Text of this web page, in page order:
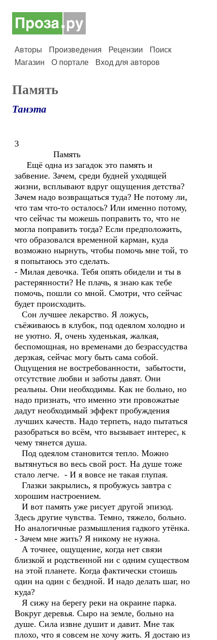
Авторы Произведения Рецензии
Поиск
Магазин
О портале Вход для авторов
Память
Танэта
3
Память
Ещё одна из загадок это память и
забвение. Зачем, среди будней уходящей
жизни, всплывают вдруг ощущения детства?
Зачем надо возвращаться туда? Не потому ли,
что там что-то осталось? Или именно потому,
что сейчас ты можешь поправить то, что не
могла поправить тогда? Если предположить,
что образовался временной карман, куда
возможно нырнуть, чтобы помочь мне той, то
я попытаюсь это сделать.
- Милая девочка. Тебя опять обидели и ты в
растерянности? Не плачь, я знаю как тебе
помочь, пошли со мной. Смотри, что сейчас
будет происходить.
Сон лучшее лекарство. Я ложусь,
съёживаюсь в клубок, под одеялом холодно и
не уютно. Я, очень худенькая, жалкая,
беспомощная, но временами до безрассудства
дерзкая, сейчас могу быть сама собой.
Ощущения не востребованности, забытости,
отсутствие любви и заботы давят. Они
реальны. Они необходимы. Как не больно, но
надо признать, что именно эти провожатые
дадут необходимый эффект пробуждения
лучших качеств. Надо терпеть, надо пытаться
разобраться во всём, что вызывает интерес, к
чему тянется душа.
Под одеялом становится тепло. Можно
вытянуться во весь свой рост. На душе тоже
стало легче. - И я вовсе не такая глупая.
Глазки закрылись, я пробужусь завтра с
хорошим настроением.
И вот память уже рисует другой эпизод.
Здесь другие чувства. Темно, тяжело, больно.
Но аналогичные размышления гадкого утёнка.
- Зачем мне жить? Я никому не нужна.
А точнее, ощущение, когда нет связи
близкой и родственной ни с одним существом
на этой планете. Когда фактически стоишь
один на один с бездной. И надо делать шаг, но
куда?
Я сижу на берегу реки на окраине парка.
Вокруг деревья. Сыро на земле, больно на
душе. Сила извне душит и давит. Мне так
плохо, что я совсем не хочу жить. Я достаю из